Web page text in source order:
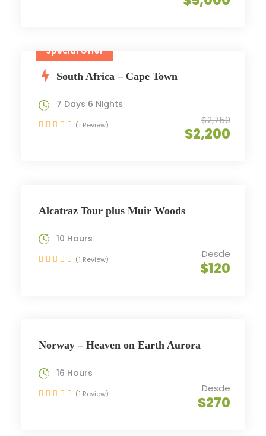
Special Offer
South Africa – Cape Town
$2,750
$2,200
7 Days 6 Nights
(1 Review)
Alcatraz Tour plus Muir Woods
Desde
$120
10 Hours
(1 Review)
Norway – Heaven on Earth Aurora
Desde
$270
16 Hours
(1 Review)